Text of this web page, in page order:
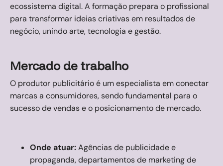
ecossistema digital. A formação prepara o profissional
para transformar ideias criativas em resultados de
negócio, unindo arte, tecnologia e gestão.
Mercado de trabalho
O produtor publicitário é um especialista em conectar
marcas a consumidores, sendo fundamental para o
sucesso de vendas e o posicionamento de mercado.
Onde atuar:Agências de publicidade e
propaganda, departamentos de marketing de